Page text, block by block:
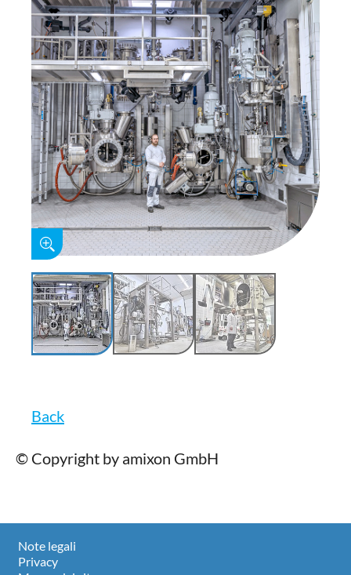
Back
© Copyright by amixon GmbH
Note legali
Privacy